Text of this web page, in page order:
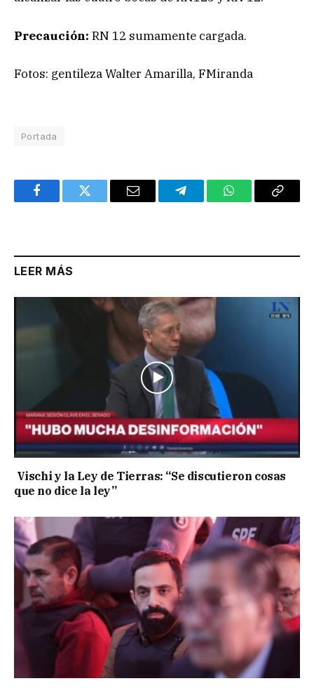
Precaución: RN 12 sumamente cargada.
Fotos: gentileza Walter Amarilla, FMiranda
Portada
FacebookTwitter Email TelegramWhatsAppCopy
LEER MÁS
Vischi y la Ley de Tierras: “Se discutieron cosas
que no dice la ley”